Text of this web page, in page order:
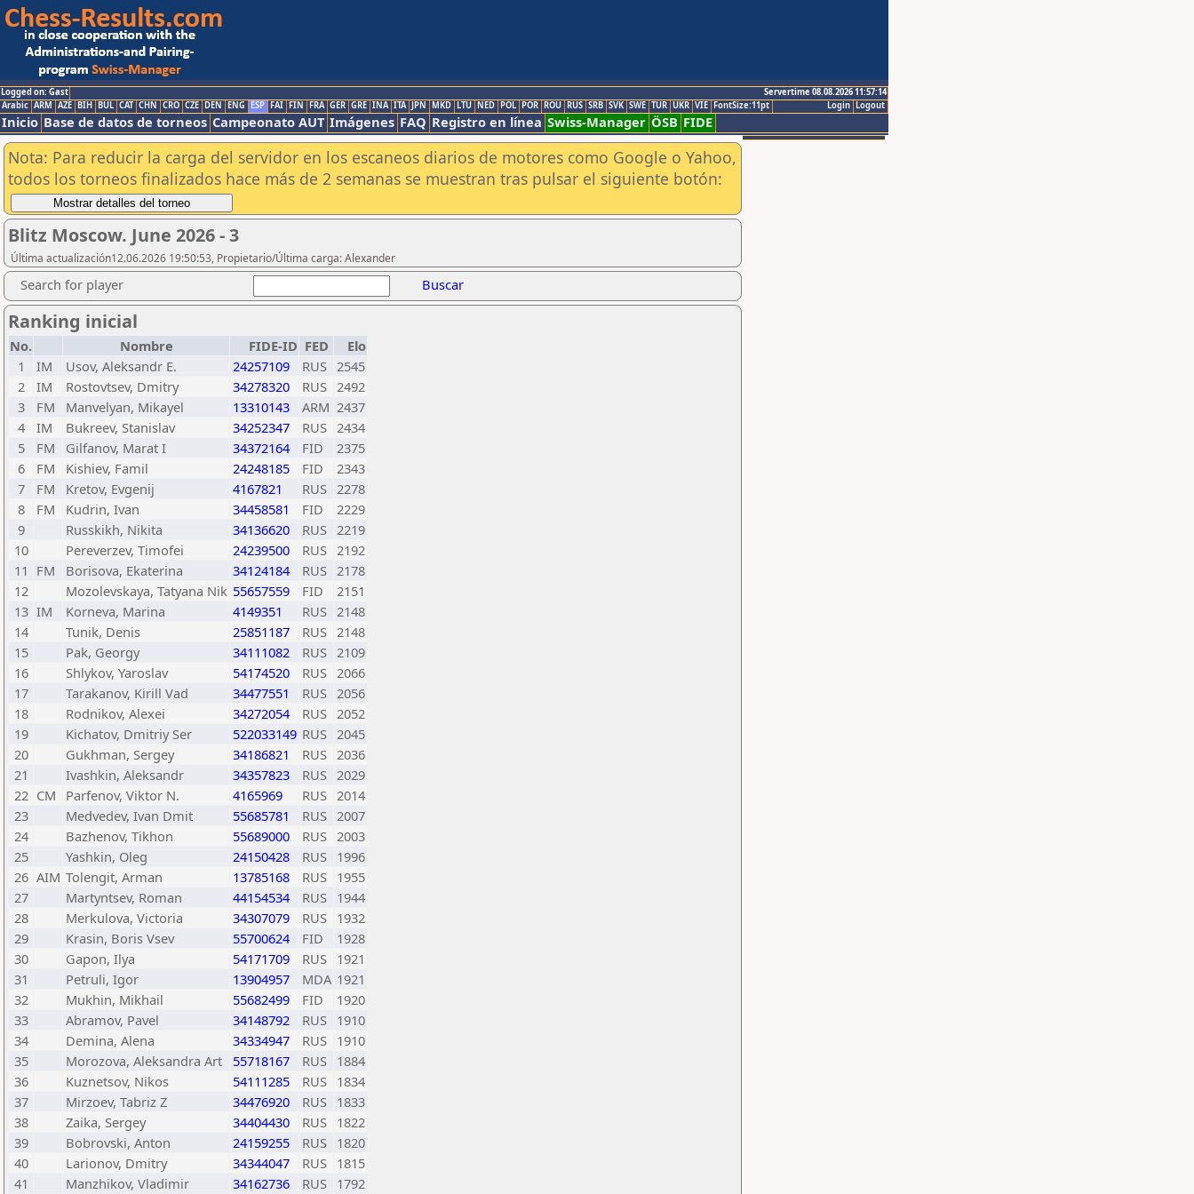
Logged on: Gast
Servertime 08.08.2026 11:57:14
Logout
Login
Arabic ARM AZE BIH BUL CAT CHN CRO CZE DEN ENG ESP FAI FIN FRA GER GRE INA ITA JPN MKD LTU NED POL POR ROU RUS SRB SVK SWE TUR UKR VIE FontSize:11pt
Inicio Base de datos de torneos Campeonato AUT Imágenes FAQ Registro en línea Swiss-Manager ÖSB FIDE
Nota: Para reducir la carga del servidor en los escaneos diarios de motores como Google o Yahoo,
todos los torneos finalizados hace más de 2 semanas se muestran tras pulsar el siguiente botón:
Blitz Moscow. June 2026 - 3
Última actualización12.06.2026 19:50:53, Propietario/Última carga: Alexander
Search for player Buscar
Ranking inicial
No. Nombre FIDE-ID FED
Elo
1
IM Usov, Aleksandr E. 24257109 RUS 2545
2
IM Rostovtsev, Dmitry 34278320 RUS 2492
3
FM Manvelyan, Mikayel 13310143 ARM 2437
4
IM Bukreev, Stanislav 34252347 RUS 2434
5
FM Gilfanov, Marat I 34372164 FID
2375
6
FM Kishiev, Famil 24248185 FID
2343
7
FM Kretov, Evgenij 4167821 RUS 2278
8
FM Kudrin, Ivan 34458581 FID
2229
9
Russkikh, Nikita 34136620 RUS 2219
10
Pereverzev, Timofei 24239500 RUS 2192
11 FM Borisova, Ekaterina 34124184 RUS 2178
12
Mozolevskaya, Tatyana Nik 55657559 FID
2151
13 IM Korneva, Marina 4149351 RUS 2148
14
Tunik, Denis 25851187 RUS 2148
15
Pak, Georgy 34111082 RUS 2109
16
Shlykov, Yaroslav 54174520 RUS 2066
17
Tarakanov, Kirill Vad 34477551 RUS 2056
18
Rodnikov, Alexei 34272054 RUS 2052
19
Kichatov, Dmitriy Ser 522033149 RUS 2045
20
Gukhman, Sergey 34186821 RUS 2036
21
Ivashkin, Aleksandr 34357823 RUS 2029
22 CM Parfenov, Viktor N. 4165969 RUS 2014
23
Medvedev, Ivan Dmit 55685781 RUS 2007
24
Bazhenov, Tikhon 55689000 RUS 2003
25
Yashkin, Oleg 24150428 RUS 1996
26 AIM Tolengit, Arman 13785168 RUS 1955
27
Martyntsev, Roman 44154534 RUS 1944
28
Merkulova, Victoria 34307079 RUS 1932
29
Krasin, Boris Vsev 55700624 FID
1928
30
Gapon, Ilya 54171709 RUS 1921
31
Petruli, Igor 13904957 MDA 1921
32
Mukhin, Mikhail 55682499 FID
1920
33
Abramov, Pavel 34148792 RUS 1910
34
Demina, Alena 34334947 RUS 1910
35
Morozova, Aleksandra Art 55718167 RUS 1884
36
Kuznetsov, Nikos 54111285 RUS 1834
37
Mirzoev, Tabriz Z 34476920 RUS 1833
38
Zaika, Sergey 34404430 RUS 1822
39
Bobrovski, Anton 24159255 RUS 1820
40
Larionov, Dmitry 34344047 RUS 1815
41
Manzhikov, Vladimir 34162736 RUS 1792